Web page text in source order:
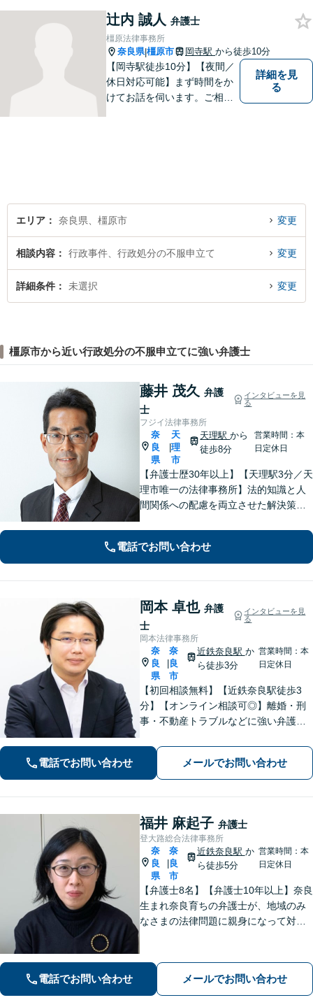
決策を提案し続けます。 よろ
しくお願いします。
辻内 誠人 弁護士
橿原法律事務所
奈良県|橿原市 岡寺駅 から徒歩10分
【岡寺駅徒歩10分】【夜間／
休日対応可能】まず時間をか
けてお話を伺います。ご相談
詳細を見
る
エリア 奈良県、橿原市 変更
相談内容 行政事件、行政処分の不服申立て 変更
詳細条件 未選択 変更
橿原市から近い行政処分の不服申立てに強い弁護士
藤井 茂久 弁護
士
インタビューを見
る
フジイ法律事務所
奈
良
県
天
理
市
天理駅から
徒歩8分
営業時間：本
日定休日
【弁護士歴30年以上】【天理駅3分／天
理市唯一の法律事務所】法的知識と人
間関係への配慮を両立させた解決策を
法書士・不動産鑑定士など」相続に関
わる問題を総合的に解決へ導きます
電話でお問い合わせ
岡本 卓也 弁護
士
インタビューを見
る
岡本法律事務所
奈
良
県
奈
良
市
近鉄奈良駅 か
ら徒歩3分
営業時間：本
日定休日
【初回相談無料】【近鉄奈良駅徒歩3
分】【オンライン相談可◎】離婚・刑
事・不動産トラブルなどに強い弁護士
対応しています。お一人で悩まれず、
まずはお気軽に電話いただけたらと思
います。【土日夜間面談】【出張相
談】
電話でお問い合わせ メールでお問い合わせ
福井 麻起子 弁護士
登大路総合法律事務所
奈
良
県
奈
良
市
近鉄奈良駅 か
ら徒歩5分
営業時間：本
日定休日
【弁護士8名】【弁護士10年以上】奈良
生まれ奈良育ちの弁護士が、地域のみ
なさまの法律問題に親身になって対応
を伺うことを大切にしています【近鉄
奈良駅5分】【オンライン相談可】
電話でお問い合わせ メールでお問い合わせ